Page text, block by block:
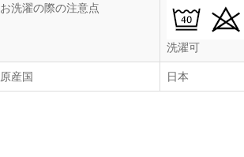
お洗濯の際の注意点
洗濯可
原産国 日本